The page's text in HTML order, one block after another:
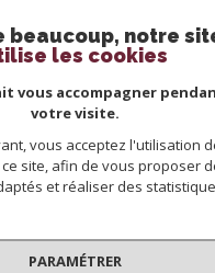
adhérents
| Tous droits réservés | Traduction
beaucoup, notre
les cookies
vous accompagner
votre visite.
vous acceptez l'utilisation
site, afin de vous proposer
et réaliser des
PARAMÉTRER